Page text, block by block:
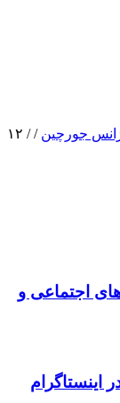
جورچین /
/ ۱۲
اجتماعی و